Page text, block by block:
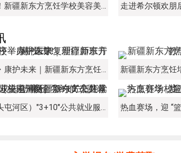
美丽绽放！新疆新东方烹饪学校美容美妆专业教学成果展示会圆满落幕！
新程启序・康护未来｜新疆新东方烹饪学校举办中医康复理疗师班开幕仪式！
经开区（头屯河区）"3+10"公共就业服务进校园暨新疆新东方烹饪学校人才双选会+校企签约仪式圆满举行